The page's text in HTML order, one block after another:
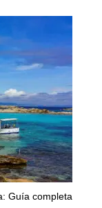
Guía completa